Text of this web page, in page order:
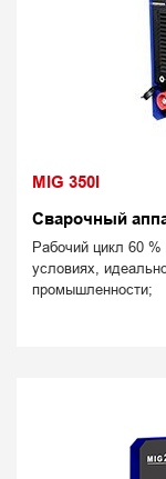
MIG 350I
Сварочный
Рабочий цикл 60
условиях,
промышленности;